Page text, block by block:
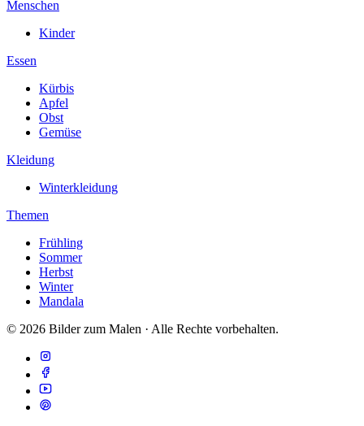
Menschen
Kinder
Essen
Kürbis
Apfel
Obst
Gemüse
Kleidung
Winterkleidung
Themen
Frühling
Sommer
Herbst
Winter
Mandala
© 2026 Bilder zum Malen · Alle Rechte vorbehalten.